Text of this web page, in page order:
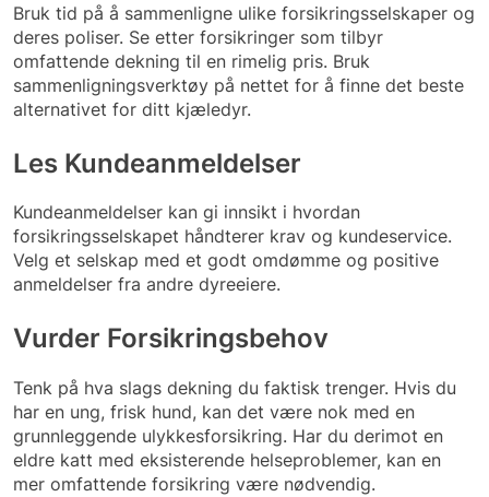
Bruk tid på å sammenligne ulike forsikringsselskaper og
deres poliser. Se etter forsikringer som tilbyr
omfattende dekning til en rimelig pris. Bruk
sammenligningsverktøy på nettet for å finne det beste
alternativet for ditt kjæledyr.
Les Kundeanmeldelser
Kundeanmeldelser kan gi innsikt i hvordan
forsikringsselskapet håndterer krav og kundeservice.
Velg et selskap med et godt omdømme og positive
anmeldelser fra andre dyreeiere.
Vurder Forsikringsbehov
Tenk på hva slags dekning du faktisk trenger. Hvis du
har en ung, frisk hund, kan det være nok med en
grunnleggende ulykkesforsikring. Har du derimot en
eldre katt med eksisterende helseproblemer, kan en
mer omfattende forsikring være nødvendig.